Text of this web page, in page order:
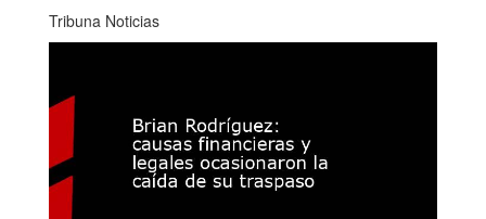
Tribuna Noticias